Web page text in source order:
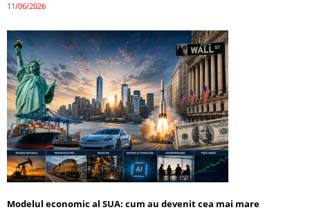
11/06/2026
Modelul economic al SUA: cum au devenit cea mai mare